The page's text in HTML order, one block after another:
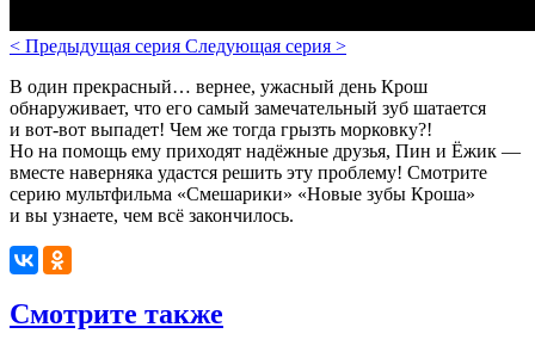
< Предыдущая серия Следующая серия >
В один прекрасный… вернее, ужасный день Крош
обнаруживает, что его самый замечательный зуб шатается
и вот-вот выпадет! Чем же тогда грызть морковку?!
Но на помощь ему приходят надёжные друзья, Пин и Ёжик —
вместе наверняка удастся решить эту проблему! Смотрите
серию мультфильма «Смешарики» «Новые зубы Кроша»
и вы узнаете, чем всё закончилось.
Смотрите также